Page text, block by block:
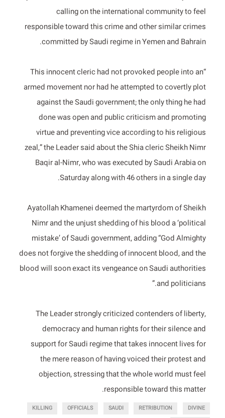
calling on the international community to feel
responsible toward this crime and other similar crimes
committed by Saudi regime in Yemen and Bahrain.
“This innocent cleric had not provoked people into an
armed movement nor had he attempted to covertly plot
against the Saudi government; the only thing he had
done was open and public criticism and promoting
virtue and preventing vice according to his religious
zeal,” the Leader said about the Shia cleric Sheikh Nimr
Baqir al-Nimr, who was executed by Saudi Arabia on
Saturday along with 46 others in a single day.
Ayatollah Khamenei deemed the martyrdom of Sheikh
Nimr and the unjust shedding of his blood a ‘political
mistake’ of Saudi government, adding “God Almighty
does not forgive the shedding of innocent blood, and the
blood will soon exact its vengeance on Saudi authorities
and politicians.”
The Leader strongly criticized contenders of liberty,
democracy and human rights for their silence and
support for Saudi regime that takes innocent lives for
the mere reason of having voiced their protest and
objection, stressing that the whole world must feel
responsible toward this matter.
DIVINE
RETRIBUTION
SAUDI
OFFICIALS
KILLING